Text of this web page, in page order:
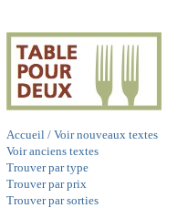
Accueil / Voir nouveaux textes
Voir anciens textes
Trouver par type
Trouver par prix
Trouver par sorties